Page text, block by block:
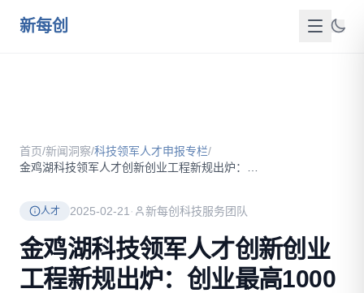
新每创
服务介绍
新闻洞察
政策资源
首页/新闻洞察/科技领军人才申报专栏/
人才 2025-02-21 · 新每创科技服务团队
金鸡湖科技领军人才创新创业
工程新规出炉：创业最高1000